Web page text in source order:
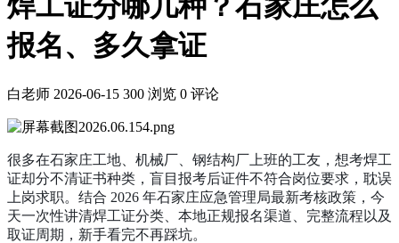
焊工证分哪几种？石家庄怎么
报名、多久拿证
白老师 2026-06-15 300 浏览 0 评论
很多在石家庄工地、机械厂、钢结构厂上班的工友，想考焊工
证却分不清证书种类，盲目报考后证件不符合岗位要求，耽误
上岗求职。结合 2026 年石家庄应急管理局最新考核政策，今
天一次性讲清焊工证分类、本地正规报名渠道、完整流程以及
取证周期，新手看完不再踩坑。